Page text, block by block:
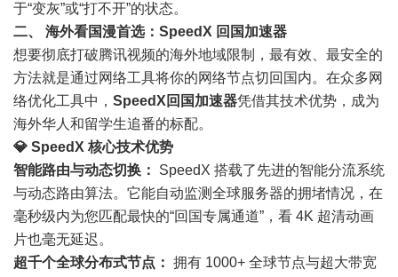
于“变灰”或“打不开”的状态。
二、 海外看国漫首选：SpeedX 回国加速器
想要彻底打破腾讯视频的海外地域限制，最有效、最安全的
方法就是通过网络工具将你的网络节点切回国内。在众多网
络优化工具中， SpeedX回国加速器凭借其技术优势，成为
海外华人和留学生追番的标配。
💎 SpeedX 核心技术优势
智能路由与动态切换：
SpeedX 搭载了先进的智能分流系统
与动态路由算法。它能自动监测全球服务器的拥堵情况，在
毫秒级内为您匹配最快的“回国专属通道”，看 4K 超清动画
片也毫无延迟。
超千个全球分布式节点： 拥有 1000+ 全球节点与超大带宽